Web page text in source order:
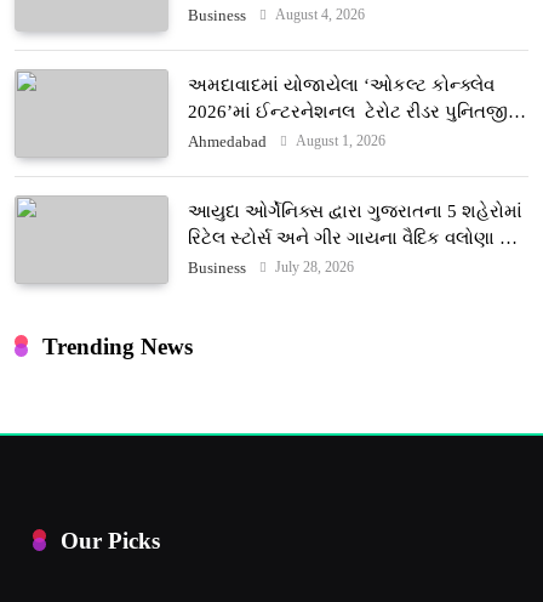
દબદબો
Business August 4, 2026
અમદાવાદમાં યોજાયેલા ‘ઓકલ્ટ કોન્ક્લેવ
2026’માં ઈન્ટરનેશનલ ટેરોટ રીડર પુનિતજી
લુલ્લા એ ટેરોટ કાર્ડ રીડિંગ અંગે માહિતી આપી
Ahmedabad August 1, 2026
આયુદા ઓર્ગેનિક્સ દ્વારા ગુજરાતના 5 શહેરોમાં
રિટેલ સ્ટોર્સ અને ગીર ગાયના વૈદિક વલોણા ઘી-
દૂધની શુદ્ધ સેવાઓ સાથે વ્યાપક વિસ્તરણ
Business July 28, 2026
Trending News
Our Picks